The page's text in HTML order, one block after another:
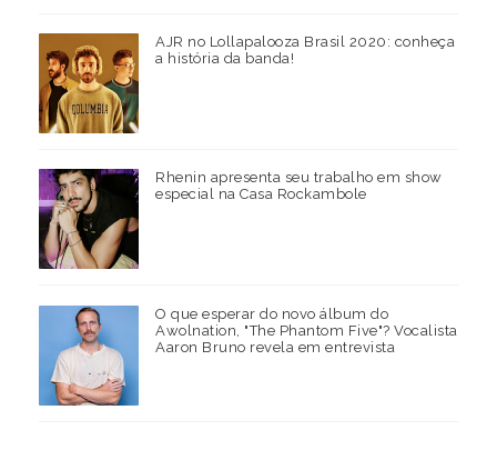
AJR no Lollapalooza Brasil 2020: conheça
a história da banda!
Rhenin apresenta seu trabalho em show
especial na Casa Rockambole
O que esperar do novo álbum do
Awolnation, "The Phantom Five"? Vocalista
Aaron Bruno revela em entrevista